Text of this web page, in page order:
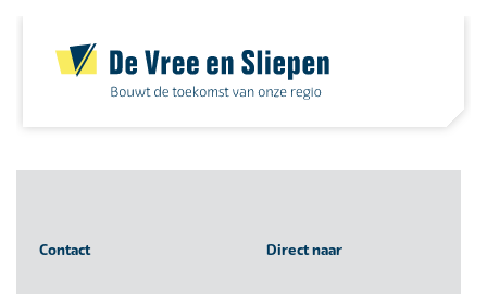
content
Contact Direct naar